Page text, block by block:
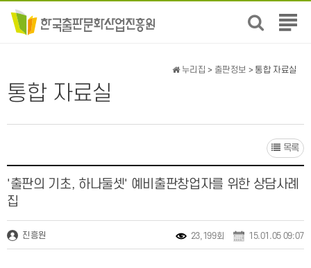
전
뉴
통합 자료실
누리집 > 출판정보 > 통합 자료실
목록
'출판의 기초, 하나둘셋' 예비출판창업자를 위한 상담사례
집
진흥원 23,199회 15.01.05 09:07